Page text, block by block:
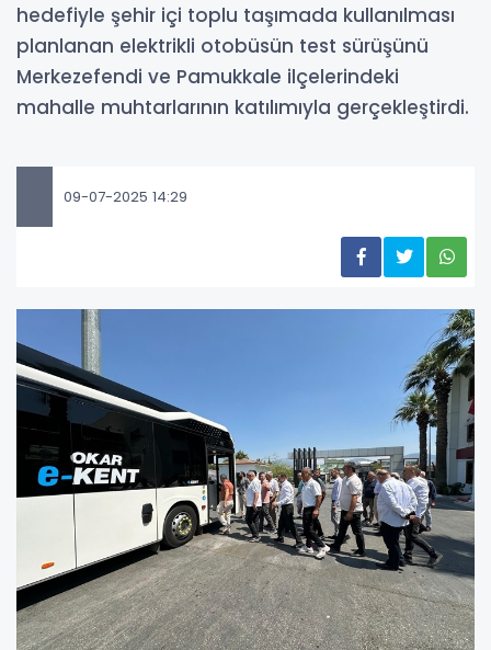
hedefiyle şehir içi toplu taşımada kullanılması
planlanan elektrikli otobüsün test sürüşünü
Merkezefendi ve Pamukkale ilçelerindeki
mahalle muhtarlarının katılımıyla gerçekleştirdi.
09-07-2025 14:29